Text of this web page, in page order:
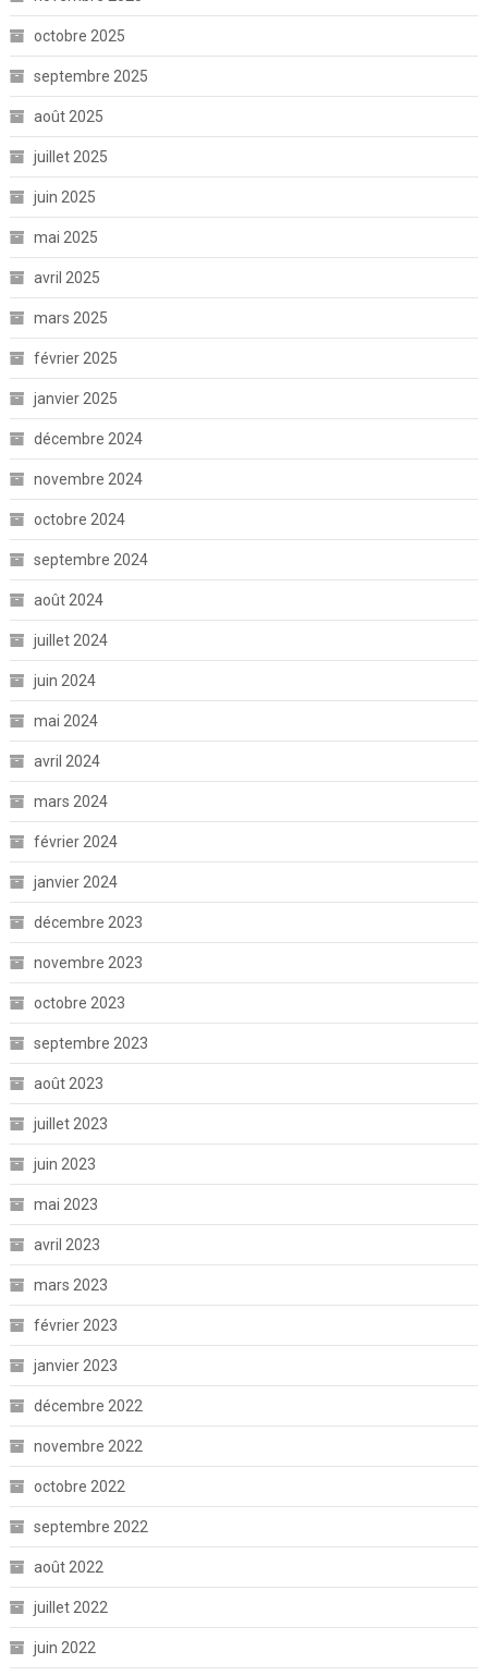
octobre 2025
septembre 2025
août 2025
juillet 2025
juin 2025
mai 2025
avril 2025
mars 2025
février 2025
janvier 2025
décembre 2024
novembre 2024
octobre 2024
septembre 2024
août 2024
juillet 2024
juin 2024
mai 2024
avril 2024
mars 2024
février 2024
janvier 2024
décembre 2023
novembre 2023
octobre 2023
septembre 2023
août 2023
juillet 2023
juin 2023
mai 2023
avril 2023
mars 2023
février 2023
janvier 2023
décembre 2022
novembre 2022
octobre 2022
septembre 2022
août 2022
juillet 2022
juin 2022